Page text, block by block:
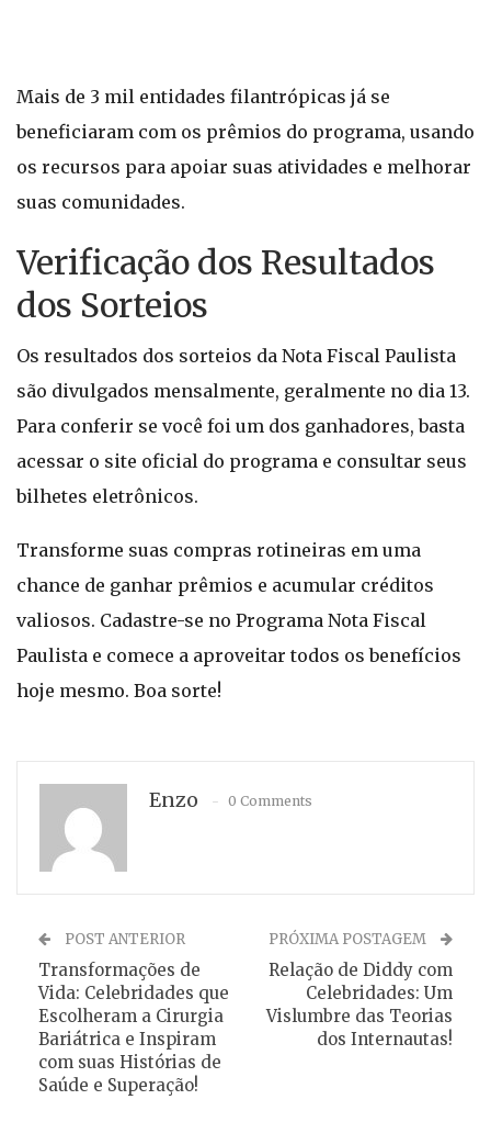
Mais de 3 mil entidades filantrópicas já se
beneficiaram com os prêmios do programa, usando
os recursos para apoiar suas atividades e melhorar
suas comunidades.
Verificação dos Resultados
dos Sorteios
Os resultados dos sorteios da Nota Fiscal Paulista
são divulgados mensalmente, geralmente no dia 13.
Para conferir se você foi um dos ganhadores, basta
acessar o site oficial do programa e consultar seus
bilhetes eletrônicos.
Transforme suas compras rotineiras em uma
chance de ganhar prêmios e acumular créditos
valiosos. Cadastre-se no Programa Nota Fiscal
Paulista e comece a aproveitar todos os benefícios
hoje mesmo. Boa sorte!
Enzo 0 Comments
POST ANTERIOR
Transformações de
Vida: Celebridades que
Escolheram a Cirurgia
Bariátrica e Inspiram
com suas Histórias de
Saúde e Superação!
PRÓXIMA POSTAGEM
Relação de Diddy com
Celebridades: Um
Vislumbre das Teorias
dos Internautas!